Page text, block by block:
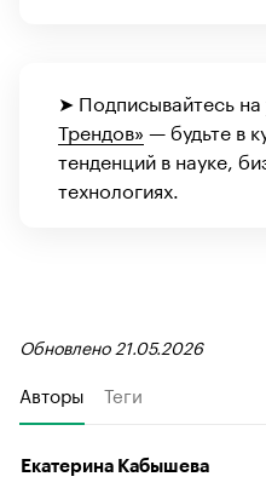
➤ Подписывайтесь на
Трендов» — будьте в
тенденций в науке,
технологиях.
Обновлено 21.05.2026
Авторы Теги
Екатерина Кабышева